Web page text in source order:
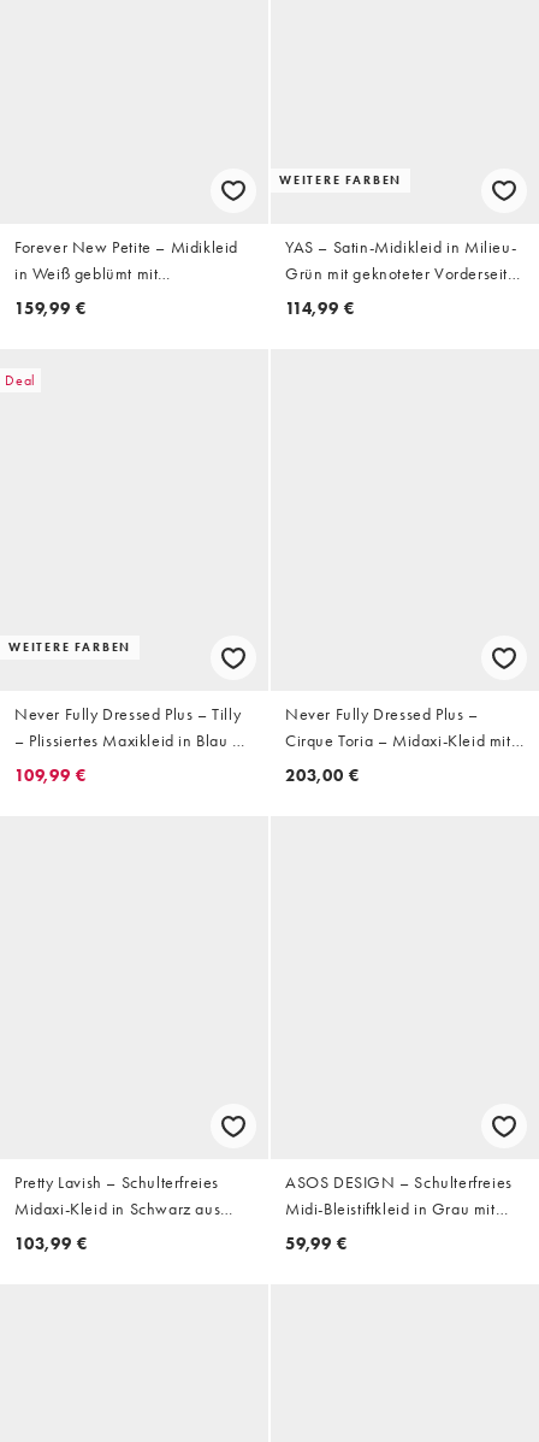
Forever New Petite – Midikleid
in Weiß geblümt mit
Ballonärmeln und Knopfleiste mit
159,99 €
WEITERE FARBEN
YAS – Satin-Midikleid in Milieu-
Grün mit geknoteter Vorderseite
und voluminösen Ärmeln
114,99 €
Deal
WEITERE FARBEN
Never Fully Dressed Plus – Tilly
– Plissiertes Maxikleid in Blau mit
schulterfreiem Design
109,99 €
Never Fully Dressed Plus –
Cirque Toria – Midaxi-Kleid mit
Fledermausärmeln und buntem
203,00 €
Pretty Lavish – Schulterfreies
Midaxi-Kleid in Schwarz aus
geripptem Strick mit
103,99 €
ASOS DESIGN – Schulterfreies
Midi-Bleistiftkleid in Grau mit
Nadelstreifen
59,99 €